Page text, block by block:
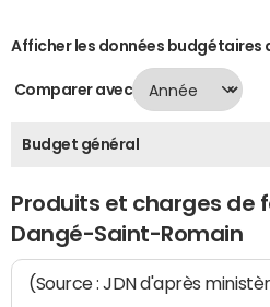
Afficher les données budgétaires
Comparer avec
Budget général
Produits et charges de
Dangé-Saint-Romain
(Source : JDN d'après